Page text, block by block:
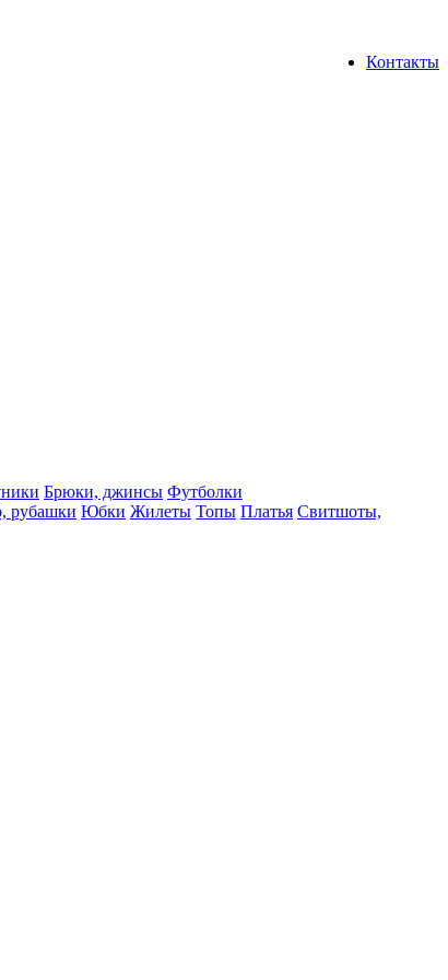
Контакты
Брюки, джинсы Футболки
рубашки Юбки Жилеты Топы Платья Свитшоты,